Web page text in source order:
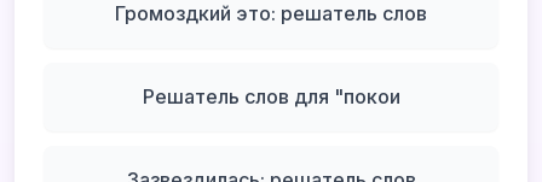
Громоздкий это: решатель слов
Решатель слов для "покои